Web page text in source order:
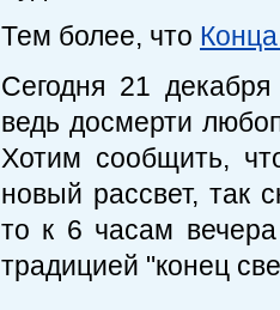
Тем более, что
Сегодня 21
ведь досмерти
Хотим сообщить,
новый рассвет, так
то к 6 часам
традицией "конец